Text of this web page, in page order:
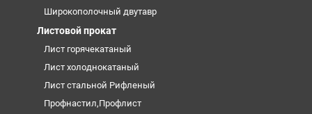
Широкополочный двутавр
Листовой прокат
Лист горячекатаный
Лист холоднокатаный
Лист стальной Рифленый
Профнастил,Профлист